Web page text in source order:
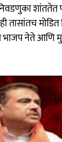
तासांतच
नेते आणि